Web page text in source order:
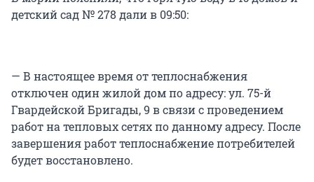
детский сад № 278 дали в 09:50:
— В настоящее время от теплоснабжения
отключен один жилой дом по адресу: ул. 75-й
Гвардейской Бригады, 9 в связи с проведением
работ на тепловых сетях по данному адресу. После
завершения работ теплоснабжение потребителей
будет восстановлено.